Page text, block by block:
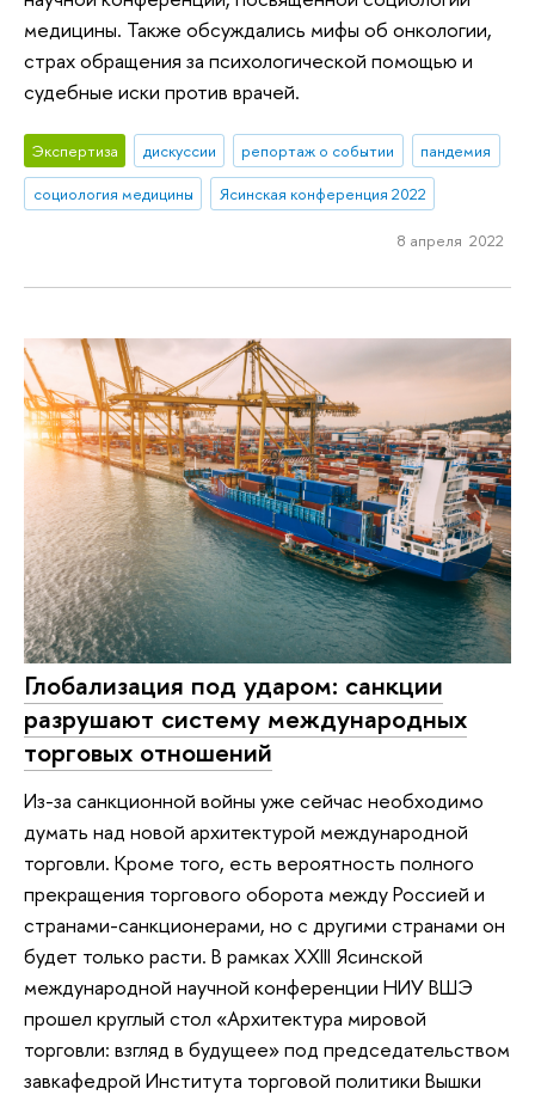
медицины. Также обсуждались мифы об онкологии,
страх обращения за психологической помощью и
судебные иски против врачей.
Экспертиза дискуссии репортаж о событии
пандемия
социология медицины
Ясинская конференция 2022
8 апреля 2022
Глобализация под ударом: санкции
разрушают систему международных
торговых отношений
Из-за санкционной войны уже сейчас необходимо
думать над новой архитектурой международной
торговли. Кроме того, есть вероятность полного
прекращения торгового оборота между Россией и
странами-санкционерами, но с другими странами он
будет только расти. В рамках XXIII Ясинской
международной научной конференции НИУ ВШЭ
прошел круглый стол «Архитектура мировой
торговли: взгляд в будущее» под председательством
завкафедрой Института торговой политики Вышки